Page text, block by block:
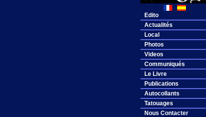
Edito
Actualités
Local
Photos
Videos
Communiqués
Le Livre
Publications
Autocollants
Tatouages
Nous Contacter